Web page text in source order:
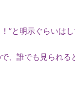
”と明示ぐらいはし
、誰でも見られ